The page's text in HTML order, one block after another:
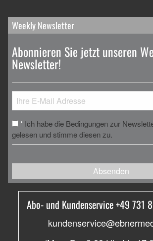
Weekly Newsletter
Abonnieren Sie jetzt unseren
Newsletter!
* Ich habe die Bedingungen zur
gelesen und stimme diesen zu.
Absenden
Abo- und Kundenservice +49 731